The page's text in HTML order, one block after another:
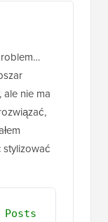
nie ma